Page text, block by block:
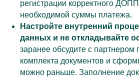
регистрации корректного
необходимой суммы платежа.
Настройте внутренний
данных и не откладывайте
заранее обсудите с партнером
комплекта документов и
можно раньше. Заполнение